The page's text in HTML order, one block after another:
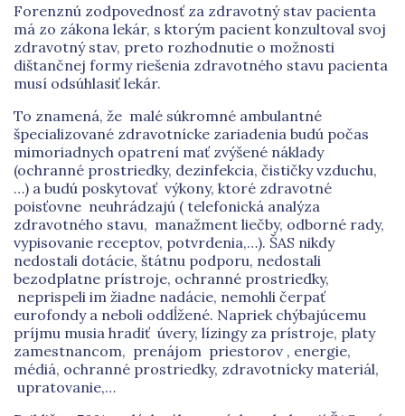
Forenznú zodpovednosť za zdravotný stav pacienta
má zo zákona lekár, s ktorým pacient konzultoval svoj
zdravotný stav, preto rozhodnutie o možnosti
dištančnej formy riešenia zdravotného stavu pacienta
musí odsúhlasiť lekár.
To znamená, že malé súkromné ambulantné
špecializované zdravotnícke zariadenia budú počas
mimoriadnych opatrení mať zvýšené náklady
(ochranné prostriedky, dezinfekcia, čističky vzduchu,
…) a budú poskytovať výkony, ktoré zdravotné
poisťovne neuhrádzajú ( telefonická analýza
zdravotného stavu, manažment liečby, odborné rady,
vypisovanie receptov, potvrdenia,…). ŠAS nikdy
nedostali dotácie, štátnu podporu, nedostali
bezodplatne prístroje, ochranné prostriedky,
neprispeli im žiadne nadácie, nemohli čerpať
eurofondy a neboli oddĺžené. Napriek chýbajúcemu
príjmu musia hradiť úvery, lízingy za prístroje, platy
zamestnancom, prenájom priestorov , energie,
médiá, ochranné prostriedky, zdravotnícky materiál,
upratovanie,…